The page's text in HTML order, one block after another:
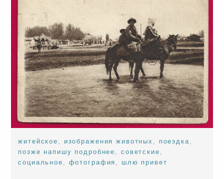
житейское , изображения животных , поездка,
позже напишу подробнее , советские ,
социальное , фотография , шлю привет